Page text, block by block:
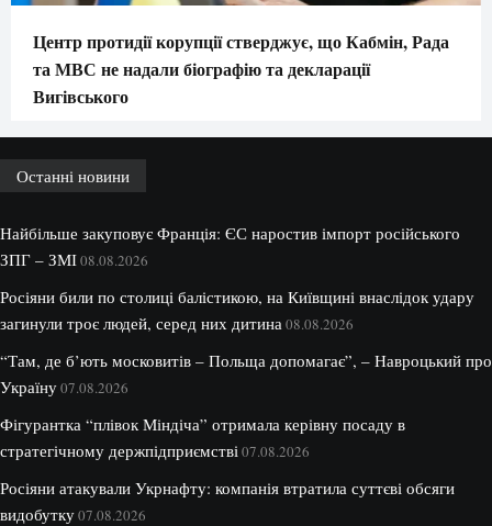
Центр протидії корупції стверджує, що Кабмін, Рада
та МВС не надали біографію та декларації
Вигівського
Останні новини
Найбільше закуповує Франція: ЄС наростив імпорт російського
ЗПГ – ЗМІ08.08.2026
Росіяни били по столиці балістикою, на Київщині внаслідок удару
загинули троє людей, серед них дитина 08.08.2026
“Там, де б’ють московитів – Польща допомагає”, – Навроцький про
Україну07.08.2026
Фігурантка “плівок Міндіча” отримала керівну посаду в
стратегічному держпідприємстві 07.08.2026
Росіяни атакували Укрнафту: компанія втратила суттєві обсяги
видобутку07.08.2026